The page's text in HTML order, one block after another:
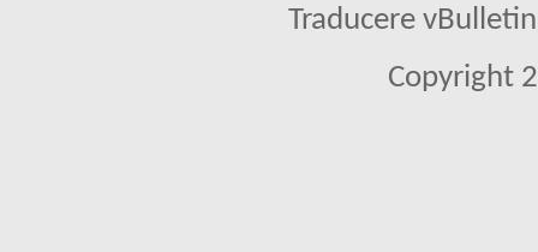
Traducere
Copyright